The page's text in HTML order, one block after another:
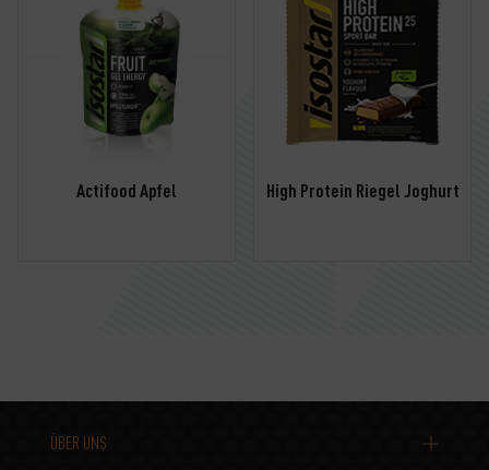
Actifood Apfel High Protein Riegel Joghurt
ÜBER UNS